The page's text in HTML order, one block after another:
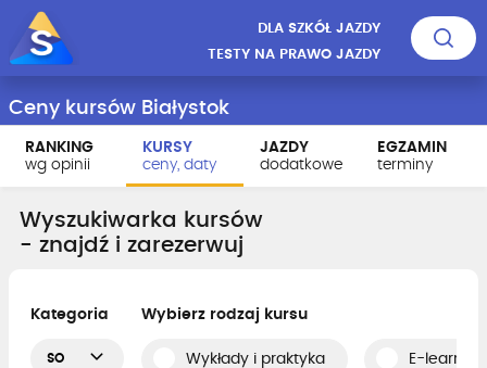
DLA SZKÓŁ JAZDY
TESTY NA PRAWO JAZDY
Ceny kursów Białystok
RANKING
wg opinii
KURSY
ceny, daty
JAZDY
dodatkowe
EGZAMIN
terminy
Wyszukiwarka kursów
- znajdź i zarezerwuj
Kategoria
SO
Wybierz rodzaj kursu
Wykłady i praktyka E-